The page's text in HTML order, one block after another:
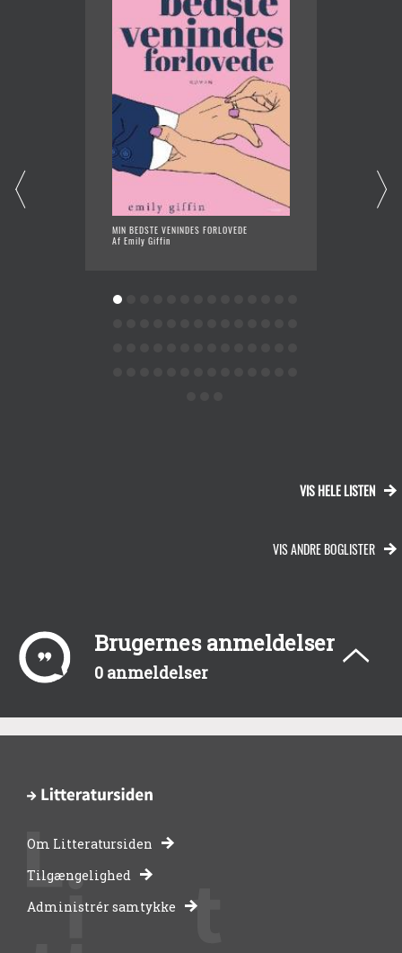
MIN BEDSTE VENINDES FORLOVEDE
Af Emily Giffin
VIS HELE LISTEN
VIS ANDRE BOGLISTER
Brugernes anmeldelser
0 anmeldelser
-
bibliotekernes
Om Litteratursiden
Tilgængelighed
Administrér samtykke